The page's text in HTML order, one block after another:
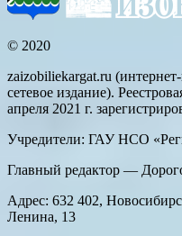
© 2020
zaizobiliekargat.ru
сетевое издание).
апреля 2021 г.
Учредители: ГАУ НСО
Главный редактор —
Адрес: 632 402,
Ленина, 13